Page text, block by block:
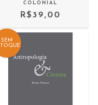
COLONIAL
R$39,00
SEM